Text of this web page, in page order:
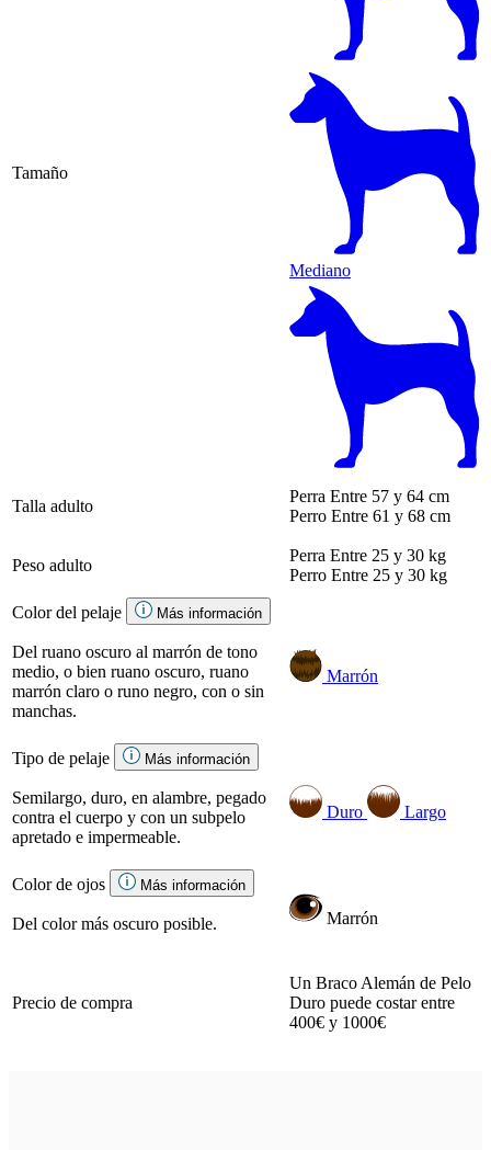
Tamaño
Mediano
Talla adulto
Perra Entre 57 y 64 cm
Perro Entre 61 y 68 cm
Peso adulto
Perra Entre 25 y 30 kg
Perro Entre 25 y 30 kg
Color del pelaje
Más información
Del ruano oscuro al marrón de tono
medio, o bien ruano oscuro, ruano
marrón claro o runo negro, con o sin
manchas.
Marrón
Tipo de pelaje Más información
Semilargo, duro, en alambre, pegado
contra el cuerpo y con un subpelo
apretado e impermeable.
Duro Largo
Color de ojos Más información
Del color más oscuro posible. Marrón
Precio de compra
Un Braco Alemán de Pelo
Duro puede costar entre
400€ y 1000€